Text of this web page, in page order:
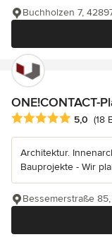
Buchholzen 7,
ONE!CONTACT-
Durchschnittliche
5,0 (18
Architektur.
Bauprojekte - Wir
Bessemerstraße